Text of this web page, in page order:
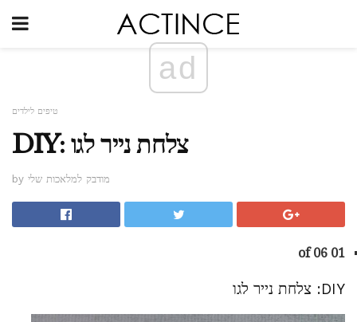
ad
טיפים לילדים
DIY: צלחת נייר לגו
by מודבק למלאכות שלי
01 of 06
DIY: צלחת נייר לגו